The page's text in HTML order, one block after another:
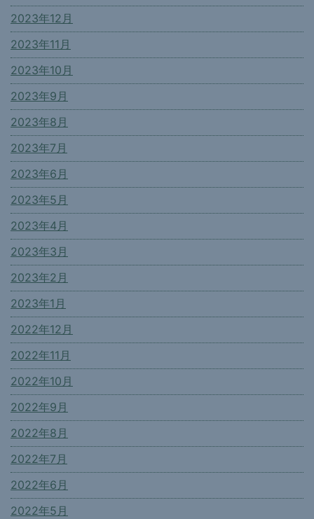
2023年12月
2023年11月
2023年10月
2023年9月
2023年8月
2023年7月
2023年6月
2023年5月
2023年4月
2023年3月
2023年2月
2023年1月
2022年12月
2022年11月
2022年10月
2022年9月
2022年8月
2022年7月
2022年6月
2022年5月